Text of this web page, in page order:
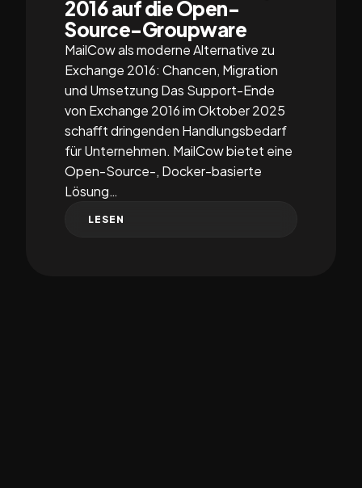
2016 auf die Open-
Source-Groupware
MailCow als moderne Alternative zu
Exchange 2016: Chancen, Migration
und Umsetzung Das Support-Ende
von Exchange 2016 im Oktober 2025
schafft dringenden Handlungsbedarf
für Unternehmen. MailCow bietet eine
Open-Source-, Docker-basierte
Lösung…
LESEN